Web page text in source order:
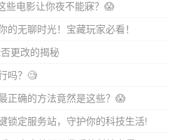
些电影让你夜不能寐？😱
的无聊时光！宝藏玩家必看！
更改的揭秘
吗？🧐
正确的方法竟然是这些？😱
锁定服务站，守护你的科技生活!